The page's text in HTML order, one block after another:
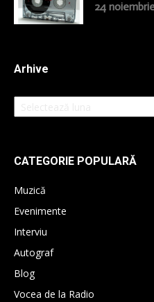
24
Arhive
Arhive
CATEGORIE POPULARĂ
Muzică
Evenimente
Interviu
Autograf
Blog
Vocea de la Radio